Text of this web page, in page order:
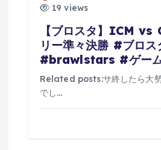
19 views
【ブロスタ】ICM vs
リー準々決勝 #ブロス
#brawlstars #ゲー
Related posts:サ終したら大
でし…